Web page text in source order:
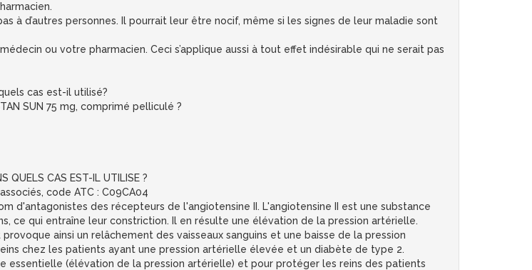
à d’autres personnes. Il pourrait leur être nocif, même si les signes de leur maladie sont
ou votre pharmacien. Ceci s’applique aussi à tout effet indésirable qui ne serait pas
cas est-il utilisé?
SUN 75 mg, comprimé pelliculé ?
QUELS CAS EST-IL UTILISE ?
code ATC : C09CA04
d'antagonistes des récepteurs de l'angiotensine II. L'angiotensine II est une substance
ce qui entraîne leur constriction. Il en résulte une élévation de la pression artérielle.
ainsi un relâchement des vaisseaux sanguins et une baisse de la pression
chez les patients ayant une pression artérielle élevée et un diabète de type 2.
essentielle (élévation de la pression artérielle) et pour protéger les reins des patients